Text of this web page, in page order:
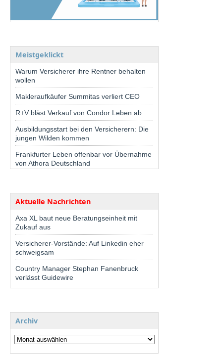
Meistgeklickt
Warum Versicherer ihre Rentner behalten
wollen
Makleraufkäufer Summitas verliert CEO
R+V bläst Verkauf von Condor Leben ab
Ausbildungsstart bei den Versicherern: Die
jungen Wilden kommen
Frankfurter Leben offenbar vor Übernahme
von Athora Deutschland
Aktuelle Nachrichten
Axa XL baut neue Beratungseinheit mit
Zukauf aus
Versicherer-Vorstände: Auf Linkedin eher
schweigsam
Country Manager Stephan Fanenbruck
verlässt Guidewire
Archiv